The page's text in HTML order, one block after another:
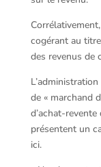
cogérant au
des revenus de
de « marchand
d’achat-
présentent un
ici.